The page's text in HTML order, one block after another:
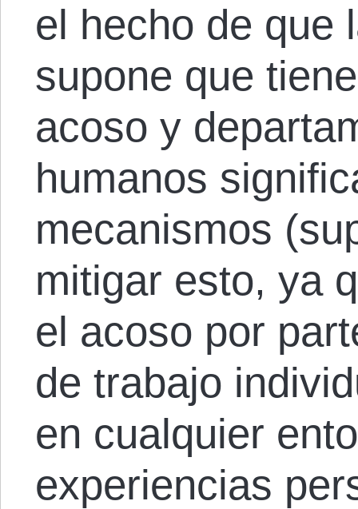
el hecho de que
supone que
acoso y
humanos
mecanismos
mitigar esto, ya
el acoso por
de trabajo
en cualquier
experiencias